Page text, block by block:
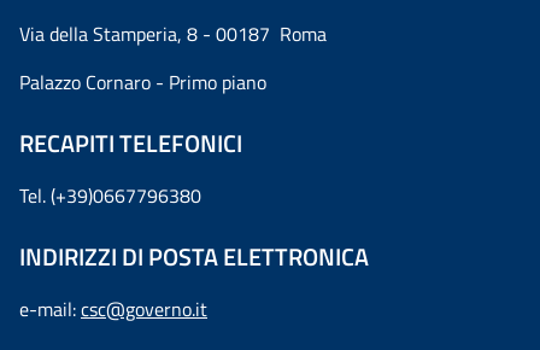
Via della Stamperia, 8 - 00187 Roma
Palazzo Cornaro - Primo piano
RECAPITI TELEFONICI
Tel. (+39)0667796380
INDIRIZZI DI POSTA ELETTRONICA
e-mail:csc@governo.it